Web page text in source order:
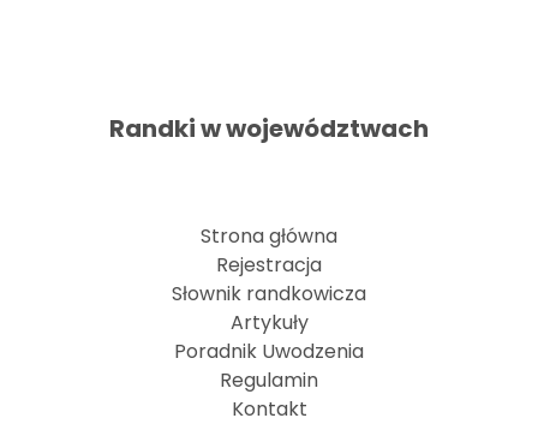
Randki w województwach
Strona główna
Rejestracja
Słownik randkowicza
Artykuły
Poradnik Uwodzenia
Regulamin
Kontakt